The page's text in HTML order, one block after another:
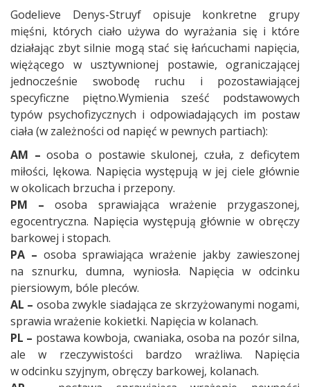
Godelieve Denys-Struyf opisuje konkretne grupy
mięśni, których ciało używa do wyrażania się i które
działając zbyt silnie mogą stać się łańcuchami napięcia,
więżącego w usztywnionej postawie, ograniczającej
jednocześnie swobodę ruchu i pozostawiającej
specyficzne piętno.Wymienia sześć podstawowych
typów psychofizycznych i odpowiadających im postaw
ciała (w zależności od napięć w pewnych partiach):
AM – osoba o postawie skulonej, czuła, z deficytem
miłości, lękowa. Napięcia występują w jej ciele głównie
w okolicach brzucha i przepony.
PM – osoba sprawiająca wrażenie przygaszonej,
egocentryczna. Napięcia występują głównie w obręczy
barkowej i stopach.
PA – osoba sprawiająca wrażenie jakby zawieszonej
na sznurku, dumna, wyniosła. Napięcia w odcinku
piersiowym, bóle pleców.
AL – osoba zwykle siadająca ze skrzyżowanymi nogami,
sprawia wrażenie kokietki. Napięcia w kolanach.
PL – postawa kowboja, cwaniaka, osoba na pozór silna,
ale w rzeczywistości bardzo wrażliwa. Napięcia
w odcinku szyjnym, obręczy barkowej, kolanach.